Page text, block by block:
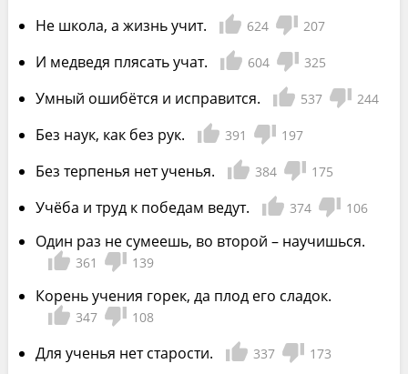
Не школа, а жизнь учит. 624 207
И медведя плясать учат. 604 325
Умный ошибётся и исправится. 537 244
Без наук, как без рук. 391 197
Без терпенья нет ученья. 384 175
Учёба и труд к победам ведут. 374 106
Один раз не сумеешь, во второй – научишься.
361 139
Корень учения горек, да плод его сладок.
347 108
Для ученья нет старости. 337 173